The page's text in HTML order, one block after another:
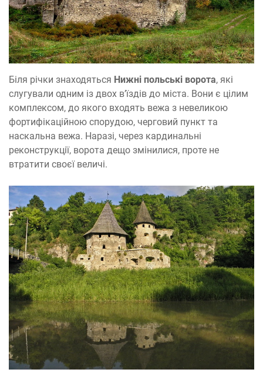
Біля річки знаходяться Нижні польські ворота, які
слугували одним із двох в’їздів до міста. Вони є цілим
комплексом, до якого входять вежа з невеликою
фортифікаційною спорудою, черговий пункт та
наскальна вежа. Наразі, через кардинальні
реконструкції, ворота дещо змінилися, проте не
втратити своєї величі.